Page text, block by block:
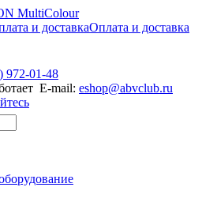
Оплата и доставка
972-01-48
E-mail: eshop@abvclub.ru